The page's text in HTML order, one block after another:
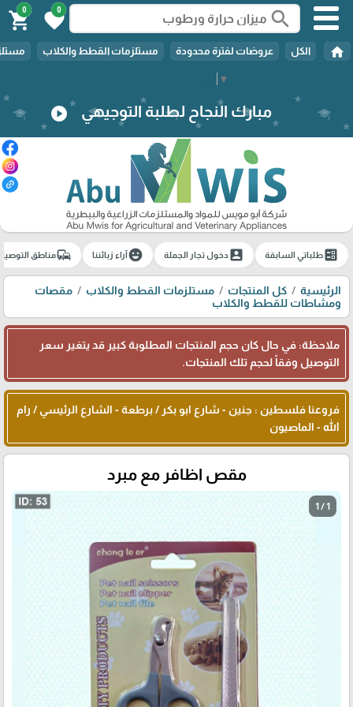
▼
search
0
favorite
0
shopping_cart
home الكل عروضات لفترة محدودة مستلزمات القطط والكلاب
مبارك النجاح لطلبة التوجيهي play_circle
ballotطلباتي السابقة account_boxدخول تجار الجملة emoji_emotionsآراء زبائننا commuteمناطق
الرئيسية كل المنتجات مستلزمات القطط والكلاب
مقصات
ومشاطات للقطط والكلاب
ملاحظة: في حال كان حجم المنتجات المطلوبة كبير قد يتغير سعر
التوصيل وفقاً لحجم تلك المنتجات.
فروعنا فلسطين : جنين - شارع ابو بكر / برطعة - الشارع الرئيسي / رام
الله - الماصيون
مقص اظافر مع مبرد
1 / 1